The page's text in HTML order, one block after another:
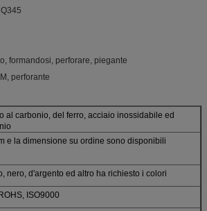
formandosi, perforare, piegante
perforante
al carbonio, del ferro, acciaio inossidabile ed
e la dimensione su ordine sono disponibili
nero, d'argento ed altro ha richiesto i colori
ISO9000